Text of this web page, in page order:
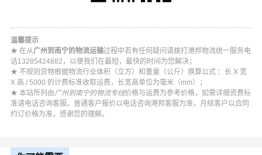
温馨提示
★ 在从广州到南宁的物流运输过程中若有任何疑问请拨打港邦物流统一服务电
话13285424882，以便我们在最短，最快的时间为您解决；
★ 不规则货物根据物流行业体积（立方）和重量（公斤）换算公式 ：长 X 宽
X 高 / 5000 的计费标准收取运费，长宽高单位为毫米（mm）；
★ 本站所列由广州到南宁的物流专线价格与运费为参考价格，如需详细资费标
准请电话咨询客服。普通客户报价以电话咨询港邦客服为准，月结客户以合同
约订价格为准，感谢您的理解。